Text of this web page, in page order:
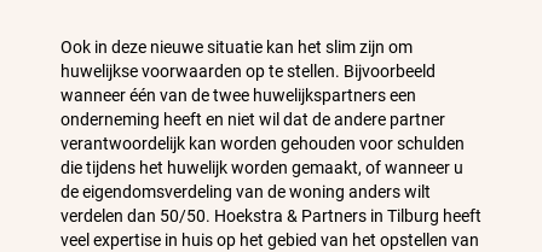
Ook in deze nieuwe situatie kan het slim zijn om
huwelijkse voorwaarden op te stellen. Bijvoorbeeld
wanneer één van de twee huwelijkspartners een
onderneming heeft en niet wil dat de andere partner
verantwoordelijk kan worden gehouden voor schulden
die tijdens het huwelijk worden gemaakt, of wanneer u
de eigendomsverdeling van de woning anders wilt
verdelen dan 50/50. Hoekstra & Partners in Tilburg heeft
veel expertise in huis op het gebied van het opstellen van